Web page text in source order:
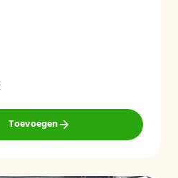
Toevoegen